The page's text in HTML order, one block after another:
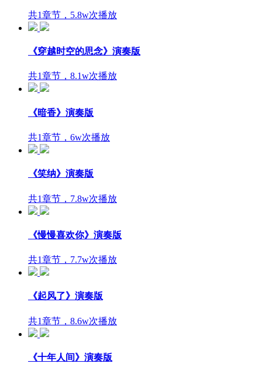
共1章节，5.8w次播放
《穿越时空的思念》演奏版
共1章节，8.1w次播放
《暗香》演奏版
共1章节，6w次播放
《笑纳》演奏版
共1章节，7.8w次播放
《慢慢喜欢你》演奏版
共1章节，7.7w次播放
《起风了》演奏版
共1章节，8.6w次播放
《十年人间》演奏版